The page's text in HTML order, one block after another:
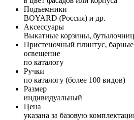
Подъемники
BOYARD (Россия) и др.
Аксессуары
Выкатные корзины,
Пристеночный плинтус, барные
освещение
по каталогу
Ручки
по каталогу (более 100 видов)
Размер
индивидуальный
Цена
указана за базовую